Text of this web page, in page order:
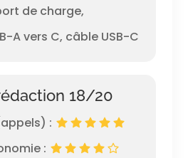
de charge,
A vers C, câble USB-C
18/20
:
: